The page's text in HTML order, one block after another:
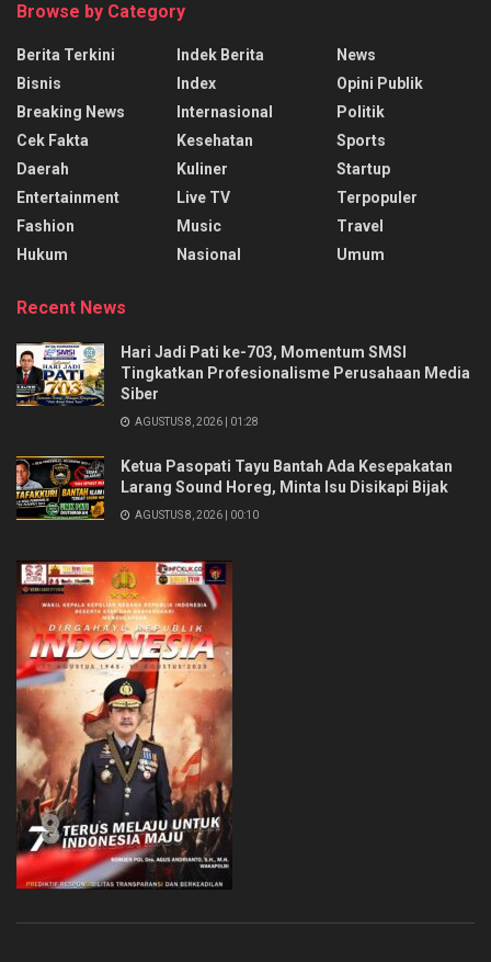
Browse by Category
Berita Terkini
Bisnis
Breaking News
Cek Fakta
Daerah
Entertainment
Fashion
Hukum
Indek Berita
Index
Internasional
Kesehatan
Kuliner
Live TV
Music
Nasional
News
Opini Publik
Politik
Sports
Startup
Terpopuler
Travel
Umum
Recent News
Hari Jadi Pati ke-703, Momentum SMSI
Tingkatkan Profesionalisme Perusahaan Media
Siber
AGUSTUS 8, 2026 | 01:28
Ketua Pasopati Tayu Bantah Ada Kesepakatan
Larang Sound Horeg, Minta Isu Disikapi Bijak
AGUSTUS 8, 2026 | 00:10